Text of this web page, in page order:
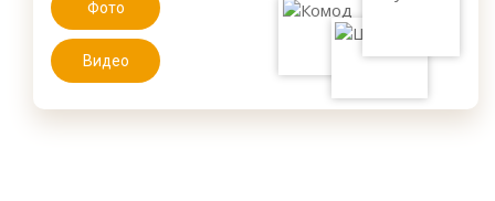
Фото
Видео